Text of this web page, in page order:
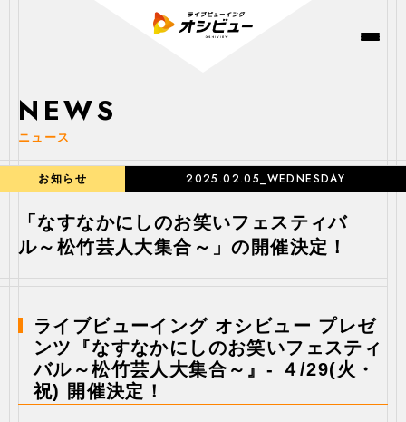
NEWS
ニュース
お知らせ 2025.02.05_WEDNESDAY
「なすなかにしのお笑いフェスティバ
ル～松竹芸人大集合～」の開催決定！
ライブビューイング オシビュー プレゼ
ンツ『なすなかにしのお笑いフェスティ
バル～松竹芸人大集合～』- ４/29(火・
祝) 開催決定！